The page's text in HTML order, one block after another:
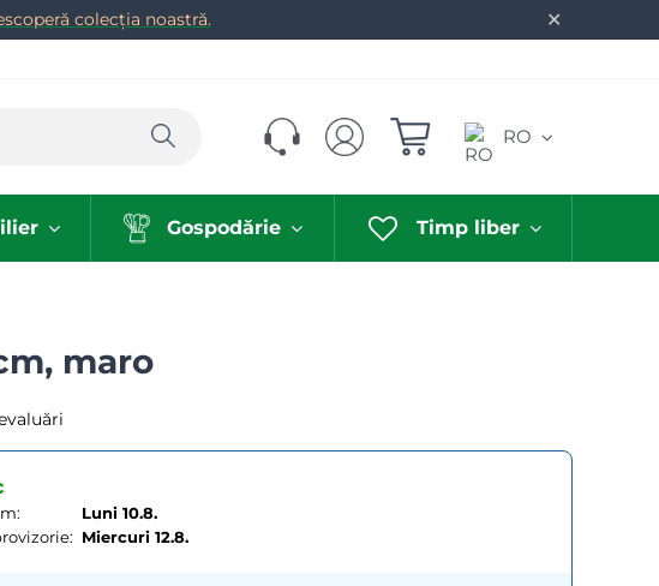
✕
colecția noastră.
Caută RO
Gospodărie Timp liber
maro
Luni 10.8.
Miercuri 12.8.